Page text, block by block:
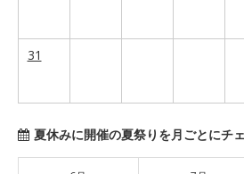
31
夏休みに開催の夏祭りを月ごとにチ